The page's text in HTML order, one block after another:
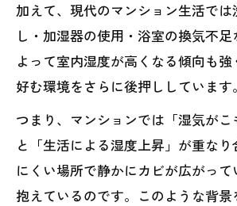
加えて、現代のマンション生活で
し・加湿器の使用・浴室の換気不
よって室内湿度が高くなる傾向も
好む環境をさらに後押ししています。
つまり、マンションでは「湿気がこ
と「生活による湿度上昇」が重な
にくい場所で静かにカビが広がっ
抱えているのです。このような背